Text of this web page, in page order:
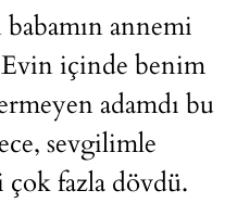
babamın annemi
Evin içinde benim
adamdı bu
sevgilimle
fazla dövdü.